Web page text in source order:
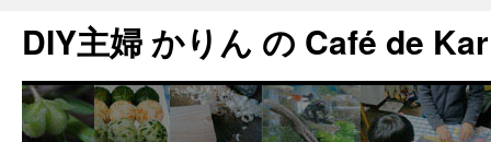
DIY主婦 かりん の Café de